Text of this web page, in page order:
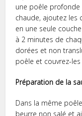
une poêle profonde
chaude, ajoutez les
en une seule
à 2 minutes de
dorées et non
poêle et couvrez-
Préparation de la
Dans la même
beurre non salé et